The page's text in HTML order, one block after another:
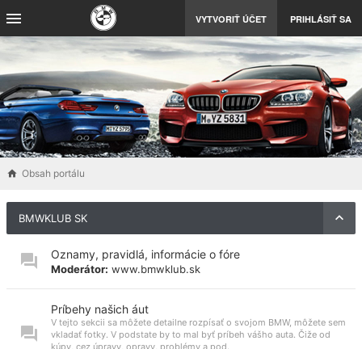
VYTVORIŤ ÚČET PRIHLÁSIŤ SA
Obsah portálu
BMWKLUB SK
Oznamy, pravidlá, informácie o fóre
Moderátor: www.bmwklub.sk
Príbehy našich áut
V tejto sekcii sa môžete detailne rozpísať o svojom BMW, môžete sem
vkladať fotky. V podstate by to mal byť príbeh vášho auta. Čiže od
kúpy, cez úpravy, opravy, problémy a pod.